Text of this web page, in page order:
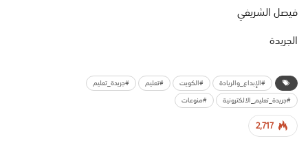
فيصل الشريفي
الجريدة
#الإبداع_والريادة #الكويت #تعليم
#جريدة_تعليم
#جريدة_تعليم_الالكترونية
#منوعات
2,717